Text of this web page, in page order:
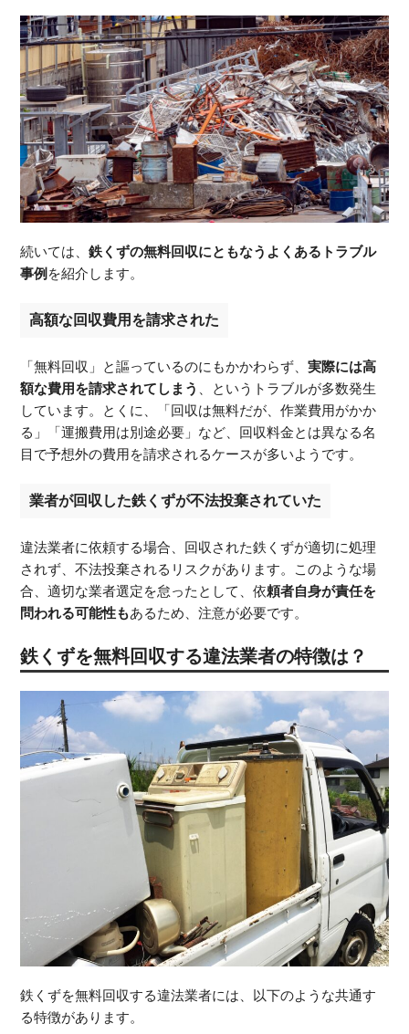
続いては、鉄くずの無料回収にともなうよくあるトラブル
事例 を紹介します。
高額な回収費用を請求された
「無料回収」と謳っているのにもかかわらず、実際には高
額な費用を請求されてしまう
、というトラブルが多数発生
しています。とくに、「回収は無料だが、作業費用がかか
る」「運搬費用は別途必要」など、回収料金とは異なる名
目で予想外の費用を請求されるケースが多いようです。
業者が回収した鉄くずが不法投棄されていた
違法業者に依頼する場合、回収された鉄くずが適切に処理
されず、不法投棄されるリスクがあります。このような場
合、適切な業者選定を怠ったとして、依頼者自身が責任を
問われる可能性もあるため、注意が必要です。
鉄くずを無料回収する違法業者の特徴は？
鉄くずを無料回収する違法業者には、以下のような共通す
る特徴があります。